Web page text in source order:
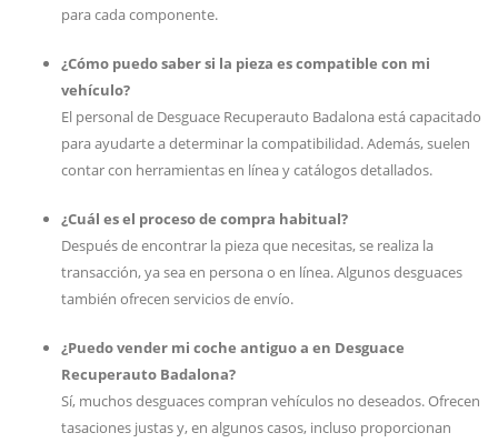
para cada componente.
¿Cómo puedo saber si la pieza es compatible con mi
vehículo?
El personal de Desguace Recuperauto Badalona está capacitado
para ayudarte a determinar la compatibilidad. Además, suelen
contar con herramientas en línea y catálogos detallados.
¿Cuál es el proceso de compra habitual?
Después de encontrar la pieza que necesitas, se realiza la
transacción, ya sea en persona o en línea. Algunos desguaces
también ofrecen servicios de envío.
¿Puedo vender mi coche antiguo a en Desguace
Recuperauto Badalona?
Sí, muchos desguaces compran vehículos no deseados. Ofrecen
tasaciones justas y, en algunos casos, incluso proporcionan